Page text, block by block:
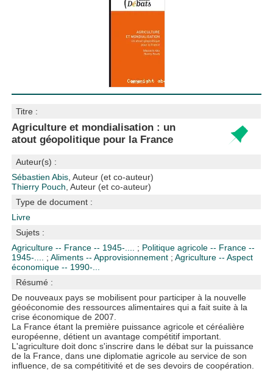
Titre :
Agriculture et mondialisation : un
atout géopolitique pour la France
Auteur(s) :
Sébastien Abis , Auteur (et co-auteur)
Thierry Pouch , Auteur (et co-auteur)
Type de document :
Livre
Sujets :
Agriculture -- France -- 1945-.... ; Politique agricole -- France --
1945-.... ;Aliments -- Approvisionnement ;Agriculture -- Aspect
économique -- 1990-...
Résumé :
De nouveaux pays se mobilisent pour participer à la nouvelle
géoéconomie des ressources alimentaires qui a fait suite à la
crise économique de 2007.
La France étant la première puissance agricole et céréalière
européenne, détient un avantage compétitif important.
L'agriculture doit donc s'inscrire dans le débat sur la puissance
de la France, dans une diplomatie agricole au service de son
influence, de sa compétitivité et de ses devoirs de coopération.